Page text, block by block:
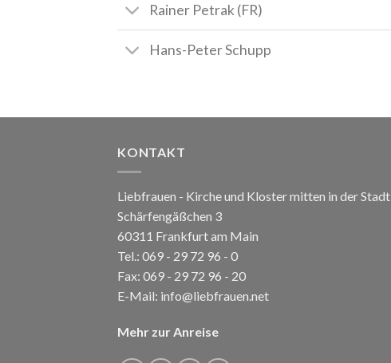
Rainer Petrak (FR)
Hans-Peter Schupp
KONTAKT
Liebfrauen - Kirche und Kloster mitten in der Stadt
Schärfengäßchen 3
60311 Frankfurt am Main
Tel.: 069 - 29 72 96 - 0
Fax: 069 - 29 72 96 - 20
E-Mail: info@liebfrauen.net
Mehr zur Anreise